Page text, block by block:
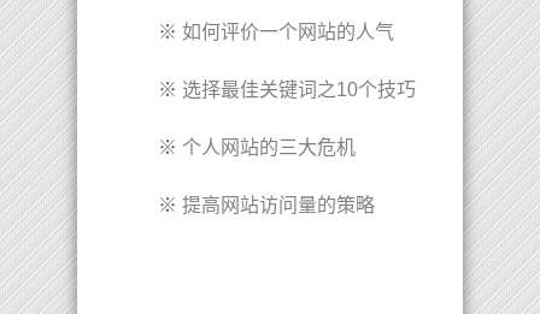
※ 如何评价一个网站的人气
※ 选择最佳关键词之10个技巧
※ 个人网站的三大危机
※ 提高网站访问量的策略